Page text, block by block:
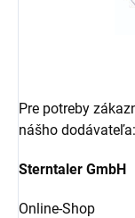
Pre potreby
nášho dodávateľa:
Sterntaler GmbH
Online-Shop